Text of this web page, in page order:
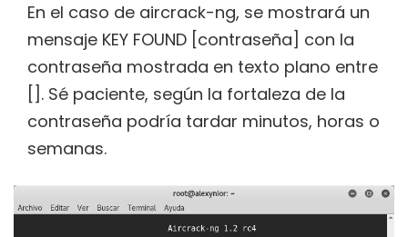
En el caso de aircrack-ng, se mostrará un
mensaje KEY FOUND [contraseña] con la
contraseña mostrada en texto plano entre
[]. Sé paciente, según la fortaleza de la
contraseña podría tardar minutos, horas o
semanas.